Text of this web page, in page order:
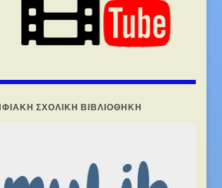
ΣΧΟΛΙΚΉ ΒΙΒΛΙΟΘΉΚΗ